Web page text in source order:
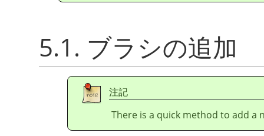
5.1. ブラシの追加
注記
There is a quick method to add a